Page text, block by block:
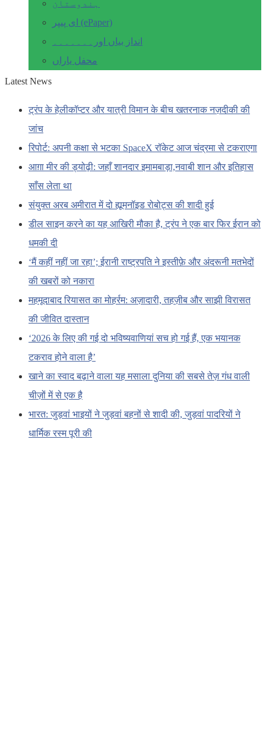
ہندوستان
ای پیپر (ePaper)
انداز بیاں اور۔۔۔۔۔۔۔
محفل یاراں
Latest News
ट्रंप के हेलीकॉप्टर और यात्री विमान के बीच खतरनाक नज़दीकी की
जांच
रिपोर्ट: अपनी कक्षा से भटका SpaceX रॉकेट आज चंद्रमा से टकराएगा
आग़ा मीर की ड्योढ़ी: जहाँ शानदार इमामबाड़ा,नवाबी शान और इतिहास
साँस लेता था
संयुक्त अरब अमीरात में दो ह्यूमनॉइड रोबोट्स की शादी हुई
डील साइन करने का यह आखिरी मौका है, ट्रंप ने एक बार फिर ईरान को
धमकी दी
‘मैं कहीं नहीं जा रहा’; ईरानी राष्ट्रपति ने इस्तीफ़े और अंदरूनी मतभेदों
की खबरों को नकारा
महमूदाबाद रियासत का मोहर्रम: अज़ादारी, तहज़ीब और साझी विरासत
की जीवित दास्तान
‘2026 के लिए की गई दो भविष्यवाणियां सच हो गई हैं, एक भयानक
टकराव होने वाला है’
खाने का स्वाद बढ़ाने वाला यह मसाला दुनिया की सबसे तेज़ गंध वाली
चीज़ों में से एक है
भारत: जुड़वां भाइयों ने जुड़वां बहनों से शादी की, जुड़वां पादरियों ने
धार्मिक रस्म पूरी की